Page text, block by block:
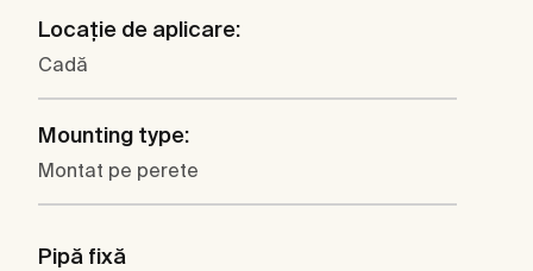
Locaţie de aplicare:
Cadă
Mounting type:
Montat pe perete
Pipă fixă